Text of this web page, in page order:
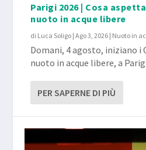
Parigi 2026 | Cosa
nuoto in acque libere
di Luca Soligo |Ago 3, 2026 | Nuoto in
Domani, 4 agosto, iniziano i
nuoto in acque libere, a
PER SAPERNE DI PIÙ